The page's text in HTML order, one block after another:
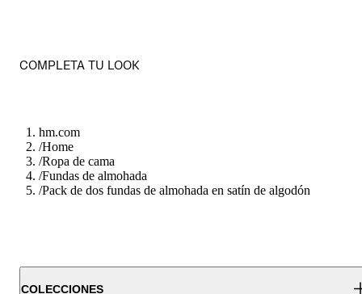
COMPLETA TU LOOK
hm.com
/Home
/Ropa de cama
/Fundas de almohada
/Pack de dos fundas de almohada en satín de algodón
COLECCIONES